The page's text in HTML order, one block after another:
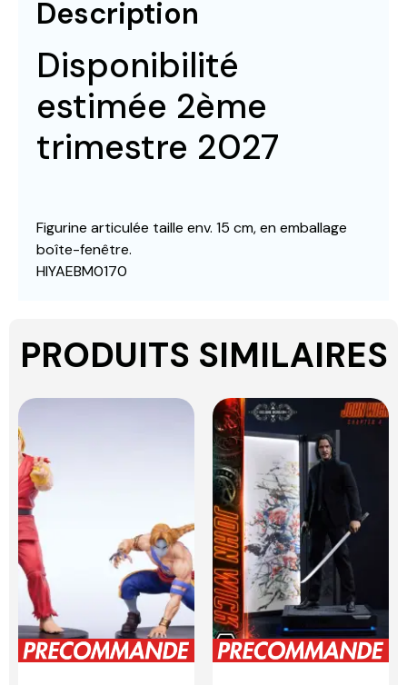
Description
Disponibilité
estimée 2ème
trimestre 2027
Figurine articulée taille env. 15 cm, en emballage
boîte-fenêtre.
HIYAEBM0170
PRODUITS SIMILAIRES